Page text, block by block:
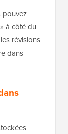
pouvez
à côté du
révisions
dans